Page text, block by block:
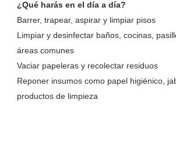
¿Qué harás en el día a día?
Barrer, trapear, aspirar y limpiar pisos
Limpiar y desinfectar baños, cocinas,
áreas comunes
Vaciar papeleras y recolectar residuos
Reponer insumos como papel higiénico,
productos de limpieza